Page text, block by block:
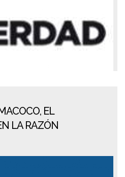
EL
LA RAZÓN